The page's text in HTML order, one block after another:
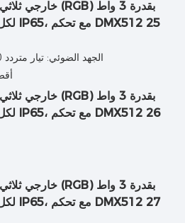
الجهد الضوئي: تيار متردد 100-240 فولت، 50/60 هرتز